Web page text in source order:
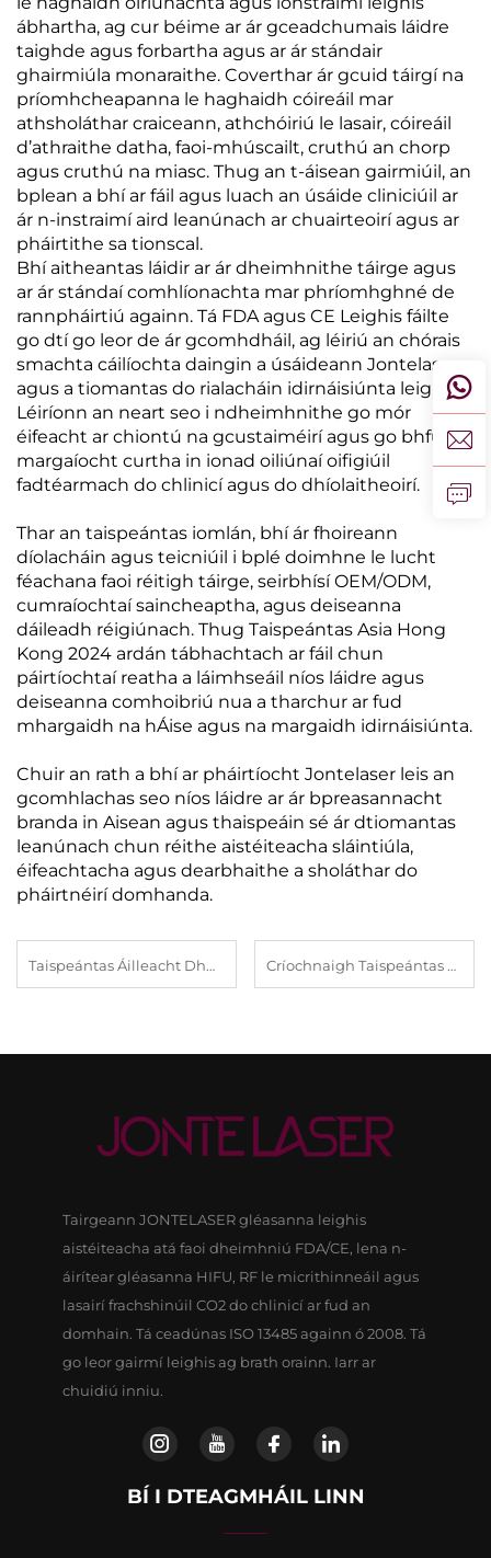
ábhartha, ag cur béime ar ár gceadchumais láidre
taighde agus forbartha agus ar ár stándair
ghairmiúla monaraithe. Coverthar ár gcuid táirgí na
príomhcheapanna le haghaidh cóireáil mar
athsholáthar craiceann, athchóiriú le lasair, cóireáil
d’athraithe datha, faoi-mhúscailt, cruthú an chorp
agus cruthú na miasc. Thug an t-áisean gairmiúil, an
bplean a bhí ar fáil agus luach an úsáide cliniciúil ar
ár n-instraimí aird leanúnach ar chuairteoirí agus ar
pháirtithe sa tionscal.
Bhí aitheantas láidir ar ár dheimhnithe táirge agus
ar ár stándaí comhlíonachta mar phríomhghné de
rannpháirtiú againn. Tá FDA agus CE Leighis fáilte
go dtí go leor de ár gcomhdháil, ag léiriú an chórais
smachta cáilíochta daingin a úsáideann Jontelaser
agus a tiomantas do rialacháin idirnáisiúnta leighis.
Léiríonn an neart seo i ndheimhnithe go mór
éifeacht ar chiontú na gcustaiméirí agus go bhfuil ár
margaíocht curtha in ionad oiliúnaí oifigiúil
fadtéarmach do chlinicí agus do dhíolaitheoirí.
Thar an taispeántas iomlán, bhí ár fhoireann
díolacháin agus teicniúil i bplé doimhne le lucht
féachana faoi réitigh táirge, seirbhísí OEM/ODM,
cumraíochtaí saincheaptha, agus deiseanna
dáileadh réigiúnach. Thug Taispeántas Asia Hong
Kong 2024 ardán tábhachtach ar fáil chun
páirtíochtaí reatha a láimhseáil níos láidre agus
deiseanna comhoibriú nua a tharchur ar fud
mhargaidh na hÁise agus na margaidh idirnáisiúnta.
Chuir an rath a bhí ar pháirtíocht Jontelaser leis an
gcomhlachas seo níos láidre ar ár bpreasannacht
branda in Aisean agus thaispeáin sé ár dtiomantas
leanúnach chun réithe aistéiteacha sláintiúla,
éifeachtacha agus dearbhaithe a sholáthar do
pháirtnéirí domhanda.
Taispeántas Áilleacht Dhúbail: Díolacháin láithreach agus fás agallmhaireachta Críochnaigh Taispeántas Tuirc: Tá aithne ar an mbranda ag éirí go tapa
Tairgeann JONTELASER gléasanna leighis
aistéiteacha atá faoi dheimhniú FDA/CE, lena n-
áirítear gléasanna HIFU, RF le micrithinneáil agus
lasairí frachshinúil CO2 do chlinicí ar fud an
domhain. Tá ceadúnas ISO 13485 againn ó 2008. Tá
go leor gairmí leighis ag brath orainn. Iarr ar
chuidiú inniu.
BÍ I DTEAGMHÁIL LINN